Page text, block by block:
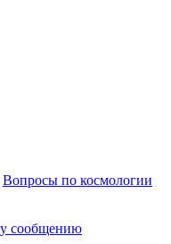
Вопросы по космологии